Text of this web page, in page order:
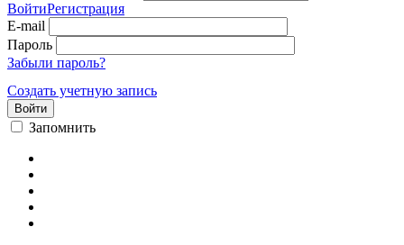
ВойтиРегистрация
E-mail
Пароль
Забыли пароль?
Создать учетную запись
Войти
Запомнить